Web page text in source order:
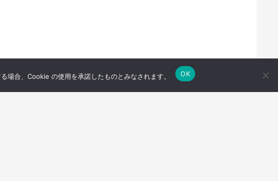
場合、Cookie の使用を承諾したものとみなされます。 OK